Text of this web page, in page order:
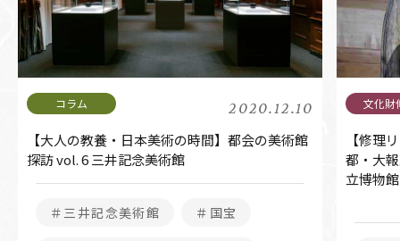
2020.12.10
【大人の教養・日本美術の時間】都会の美術館
探訪 vol. 6 三井記念美術館
＃三井記念美術館 ＃国宝
【修理
都・大
立博物